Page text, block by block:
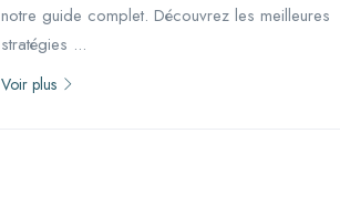
notre guide complet. Découvrez les meilleures
stratégies ...
Voir plus